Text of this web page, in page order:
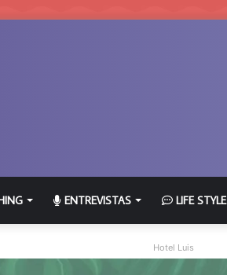
ENTREVISTAS LIFE STYLE
Hotel Luis